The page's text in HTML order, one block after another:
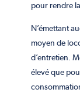
pour rendre
N’émettant
moyen de
d’entretien.
élevé que